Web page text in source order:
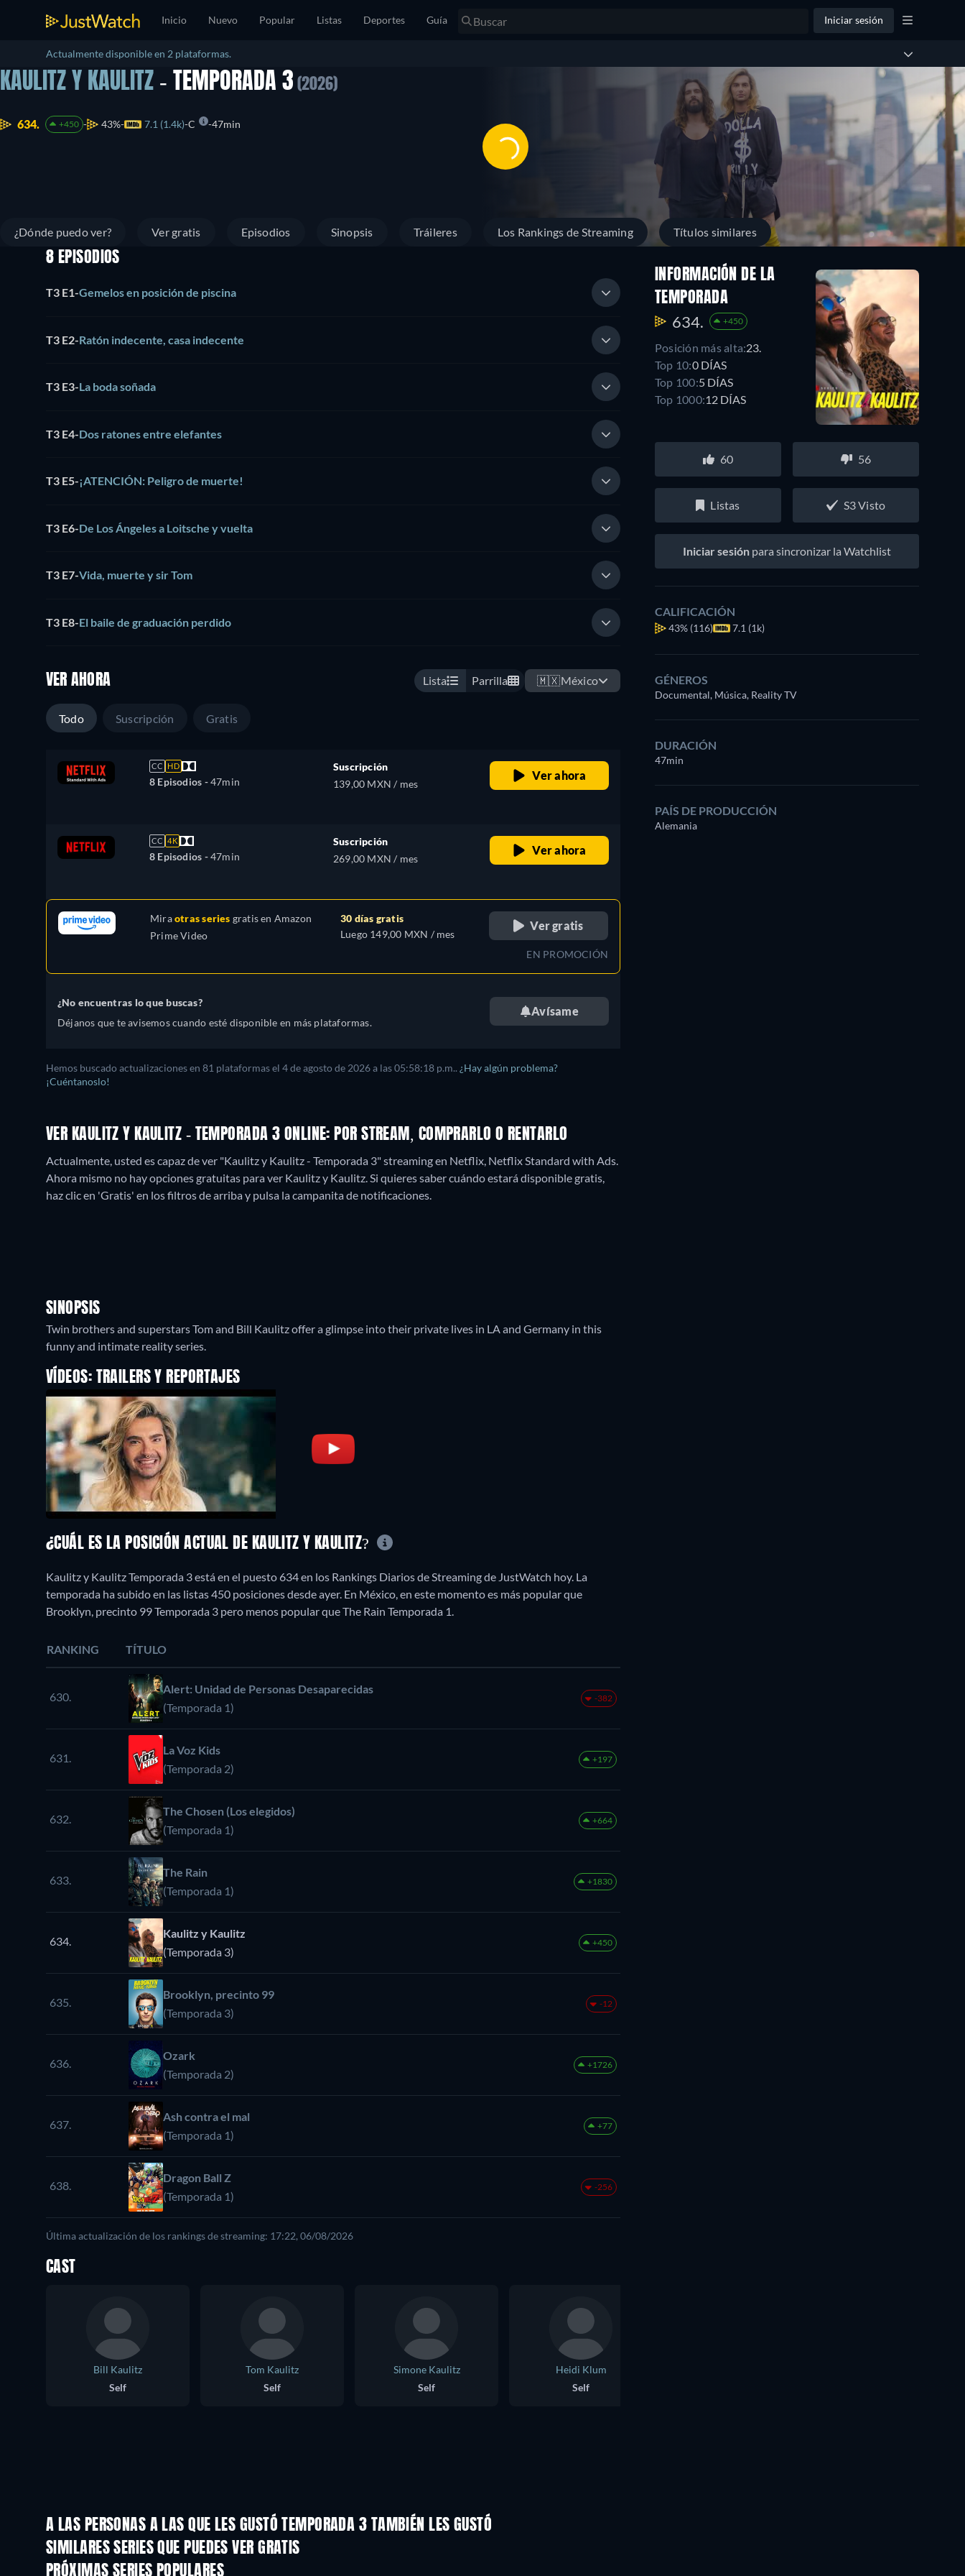
Inicio Nuevo Popular Listas Deportes Guía Iniciar sesión
Actualmente disponible en 2 plataformas.
KAULITZ Y KAULITZ - TEMPORADA 3 (2026)
634. +450 43% 7.1 (1.4k) C 47min
¿Dónde puedo ver? Ver gratis Episodios Sinopsis Tráileres Los Rankings de Streaming Títulos similares
8 EPISODIOS
T3 E1-Gemelos en posición de piscina
T3 E2-Ratón indecente, casa indecente
T3 E3-La boda soñada
T3 E4-Dos ratones entre elefantes
T3 E5-¡ATENCIÓN: Peligro de muerte!
T3 E6-De Los Ángeles a Loitsche y vuelta
T3 E7-Vida, muerte y sir Tom
T3 E8-El baile de graduación perdido
VER AHORA Lista Parrilla 🇲🇽México
Todo Suscripción Gratis
CC HD
8 Episodios -47min
Suscripción
139,00 MXN / mes
Ver ahora
CC 4K
8 Episodios -47min
Suscripción
269,00 MXN / mes
Ver ahora
Miraotras series gratis en Amazon
Prime Video
30 días gratis
Luego 149,00 MXN / mes
Ver gratis
EN PROMOCIÓN
¿No encuentras lo que buscas?
Déjanos que te avisemos cuando esté disponible en más plataformas.
Avísame
Hemos buscado actualizaciones en 81 plataformas el 4 de agosto de 2026a las05:58:18 p.m..¿Hay algún problema?
¡Cuéntanoslo!
VER KAULITZ Y KAULITZ - TEMPORADA 3 ONLINE: POR STREAM, COMPRARLO O RENTARLO
Actualmente, usted es capaz de ver "Kaulitz y Kaulitz - Temporada 3" streaming en Netflix, Netflix Standard with Ads.
Ahora mismo no hay opciones gratuitas para ver Kaulitz y Kaulitz. Si quieres saber cuándo estará disponible gratis,
haz clic en 'Gratis' en los filtros de arriba y pulsa la campanita de notificaciones.
SINOPSIS
Twin brothers and superstars Tom and Bill Kaulitz offer a glimpse into their private lives in LA and Germany in this
funny and intimate reality series.
VÍDEOS: TRAILERS Y REPORTAJES
INFORMACIÓN DE LA
TEMPORADA
634. +450
Posición más alta:23.
Top 10:0 DÍAS
Top 100:5 DÍAS
Top 1000:12 DÍAS
60 56
Listas S3 Visto
Iniciar sesión para sincronizar la Watchlist
CALIFICACIÓN
43% (116) 7.1 (1k)
GÉNEROS
Documental, Música, Reality TV
DURACIÓN
47min
PAÍS DE PRODUCCIÓN
Alemania
¿CUÁL ES LA POSICIÓN ACTUAL DE KAULITZ Y KAULITZ?
Kaulitz y Kaulitz Temporada 3 está en el puesto 634 en los Rankings Diarios de Streaming de JustWatch hoy. La
temporada ha subido en las listas 450 posiciones desde ayer. En México, en este momento es más popular que
Brooklyn, precinto 99 Temporada 3 pero menos popular que The Rain Temporada 1.
RANKING TÍTULO
630.
Alert: Unidad de Personas Desaparecidas
(Temporada 1)
-382
631.
La Voz Kids
(Temporada 2)
+197
632.
The Chosen (Los elegidos)
(Temporada 1)
+664
633.
The Rain
(Temporada 1)
+1830
634.
Kaulitz y Kaulitz
(Temporada 3)
+450
635.
Brooklyn, precinto 99
(Temporada 3)
-12
636.
Ozark
(Temporada 2)
+1726
637.
Ash contra el mal
(Temporada 1)
+77
638.
Dragon Ball Z
(Temporada 1)
-256
Última actualización de los rankings de streaming: 17:22, 06/08/2026
CAST
Bill Kaulitz
Self
Tom Kaulitz
Self
Simone Kaulitz
Self
Heidi Klum
Self
A LAS PERSONAS A LAS QUE LES GUSTÓ TEMPORADA 3 TAMBIÉN LES GUSTÓ
TV TV TV
SIMILARES SERIES QUE PUEDES VER GRATIS
PRÓXIMAS SERIES POPULARES
TV